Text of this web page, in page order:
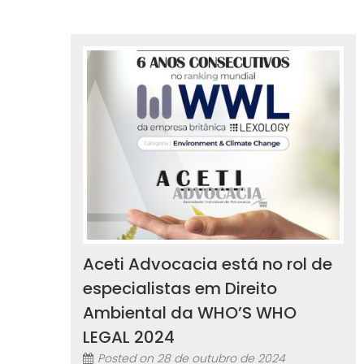
Aceti Advocacia está no rol de
especialistas em Direito
Ambiental da WHO’S WHO
LEGAL 2024
Posted on 28 de outubro de 2024